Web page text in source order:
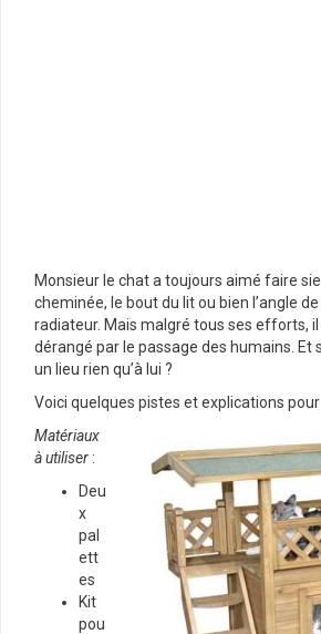
Monsieur le chat a toujours aimé faire
cheminée, le bout du lit ou bien l’angle
radiateur. Mais malgré tous ses efforts,
dérangé par le passage des humains. Et
un lieu rien qu’à lui ?
Voici quelques pistes et explications pour
Matériaux
à utiliser :
Deu
x
pal
ett
es
Kit
pou